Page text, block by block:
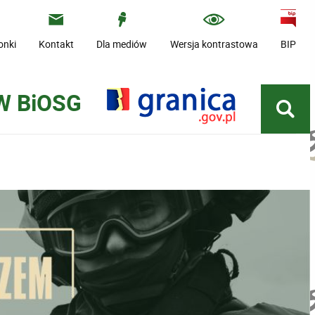
Kontakt Dla mediów Wersja kontrastowa BIP
BiOSG